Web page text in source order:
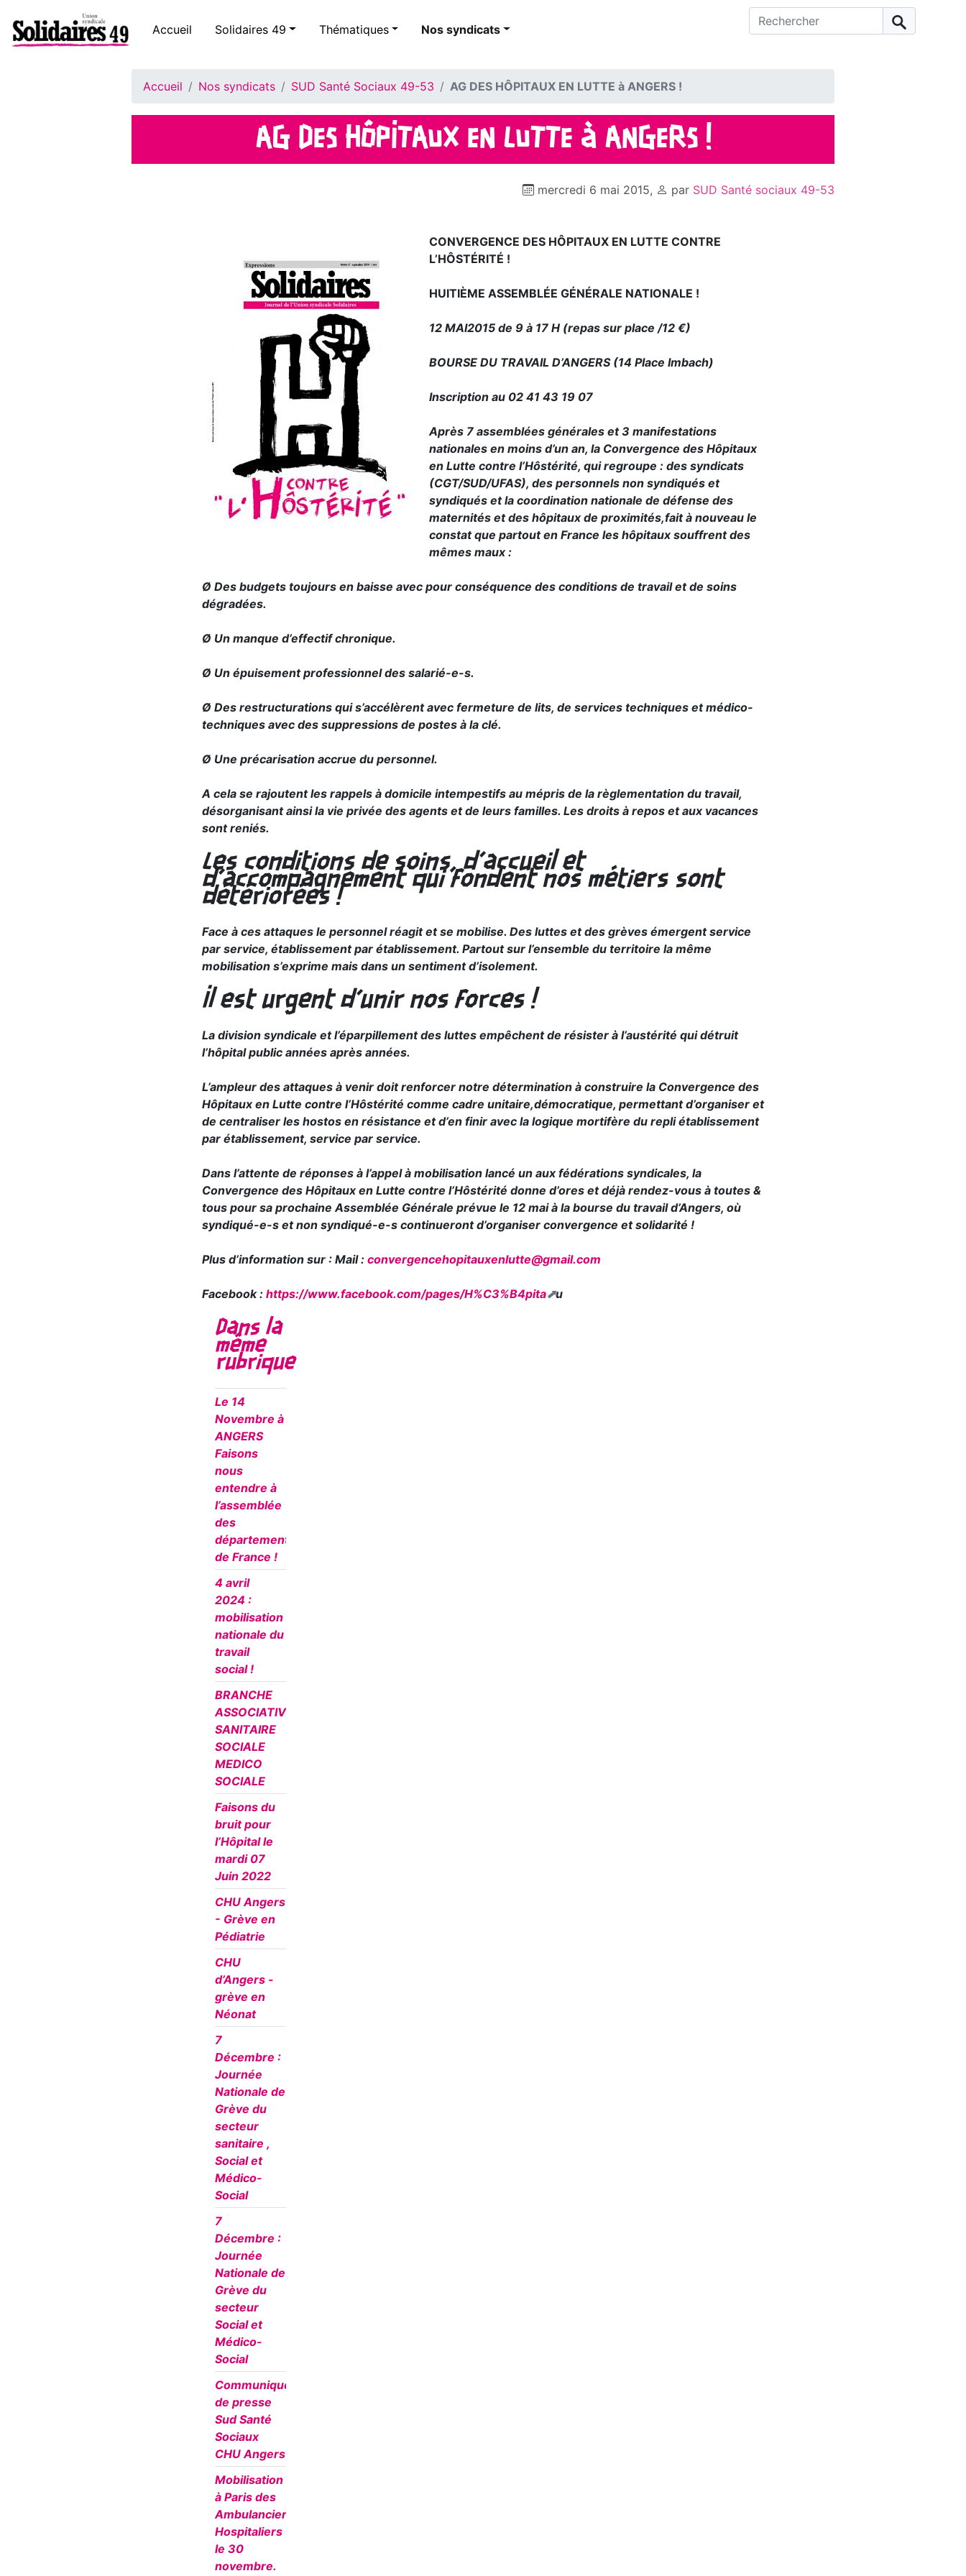
Accueil Solidaires 49 Thématiques Nos syndicats
Rechercher :
Accueil Nos syndicats SUD Santé Sociaux 49-53 AG DES HÔPITAUX EN LUTTE à ANGERS !
AG DES HÔPITAUX EN LUTTE à ANGERS !
mercredi 6 mai 2015, par SUD Santé sociaux 49-53
CONVERGENCE DES HÔPITAUX EN LUTTE CONTRE
L’HÔSTÉRITÉ !
HUITIÈME ASSEMBLÉE GÉNÉRALE NATIONALE !
12 MAI2015 de 9 à 17 H (repas sur place /12 €)
BOURSE DU TRAVAIL D’ANGERS (14 Place Imbach)
Inscription au 02 41 43 19 07
Après 7 assemblées générales et 3 manifestations
nationales en moins d’un an, la Convergence des Hôpitaux
en Lutte contre l’Hôstérité, qui regroupe : des syndicats
(CGT/SUD/UFAS), des personnels non syndiqués et
syndiqués et la coordination nationale de défense des
maternités et des hôpitaux de proximités,fait à nouveau le
constat que partout en France les hôpitaux souffrent des
mêmes maux :
Ø Des budgets toujours en baisse avec pour conséquence des conditions de travail et de soins
dégradées.
Ø Un manque d’effectif chronique.
Ø Un épuisement professionnel des salarié-e-s.
Ø Des restructurations qui s’accélèrent avec fermeture de lits, de services techniques et médico-
techniques avec des suppressions de postes à la clé.
Ø Une précarisation accrue du personnel.
A cela se rajoutent les rappels à domicile intempestifs au mépris de la règlementation du travail,
désorganisant ainsi la vie privée des agents et de leurs familles. Les droits à repos et aux vacances
sont reniés.
Les conditions de soins, d’accueil et
d’accompagnement qui fondent nos métiers sont
détériorées !
Face à ces attaques le personnel réagit et se mobilise. Des luttes et des grèves émergent service
par service, établissement par établissement. Partout sur l’ensemble du territoire la même
mobilisation s’exprime mais dans un sentiment d’isolement.
Il est urgent d’unir nos forces !
La division syndicale et l’éparpillement des luttes empêchent de résister à l’austérité qui détruit
l’hôpital public années après années.
L’ampleur des attaques à venir doit renforcer notre détermination à construire la Convergence des
Hôpitaux en Lutte contre l’Hôstérité comme cadre unitaire,démocratique, permettant d’organiser et
de centraliser les hostos en résistance et d’en finir avec la logique mortifère du repli établissement
par établissement, service par service.
Dans l’attente de réponses à l’appel à mobilisation lancé un aux fédérations syndicales, la
Convergence des Hôpitaux en Lutte contre l’Hôstérité donne d’ores et déjà rendez-vous à toutes &
tous pour sa prochaine Assemblée Générale prévue le 12 mai à la bourse du travail d’Angers, où
syndiqué-e-s et non syndiqué-e-s continueront d’organiser convergence et solidarité !
Plus d’information sur : Mail : convergencehopitauxenlutte@gmail.com
Facebook : https://www.facebook.com/pages/H%C3%B4pita u
Dans la
même
rubrique
Le 14
Novembre à
ANGERS
Faisons
nous
entendre à
l’assemblée
des
départements
de France !
4 avril
2024 :
mobilisation
nationale du
travail
social !
BRANCHE
ASSOCIATIVE
SANITAIRE
SOCIALE
MEDICO
SOCIALE
Faisons du
bruit pour
l’Hôpital le
mardi 07
Juin 2022
CHU Angers
- Grève en
Pédiatrie
CHU
d’Angers -
grève en
Néonat
7
Décembre :
Journée
Nationale de
Grève du
secteur
sanitaire ,
Social et
Médico-
Social
7
Décembre :
Journée
Nationale de
Grève du
secteur
Social et
Médico-
Social
Communiqué
de presse
Sud Santé
Sociaux
CHU Angers
Mobilisation
à Paris des
Ambulanciers
Hospitaliers
le 30
novembre.